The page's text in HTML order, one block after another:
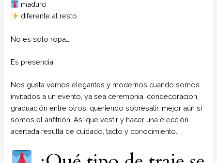
maduro
diferente al resto
No es solo ropa…
Es presencia.
Nos gusta vernos elegantes y modernos cuando somos
invitados a un evento, ya sea ceremonia, condecoración,
graduación entre otros, queriendo sobresalir, mejor aún si
somos el anfitrión. Así que vestir y hacer una elección
acertada resulta de cuidado, tacto y conocimiento.